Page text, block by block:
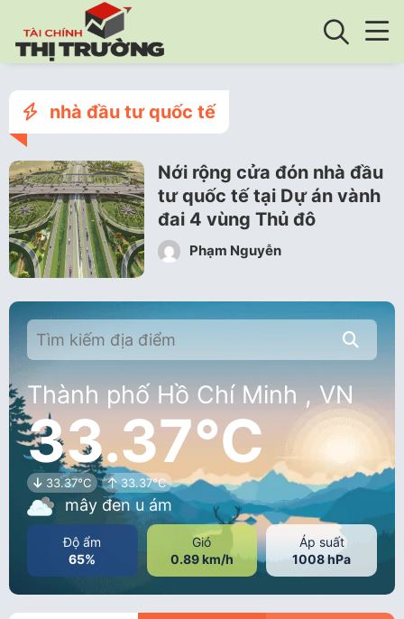
nhà đầu tư quốc tế
Nới rộng cửa đón nhà đầu
tư quốc tế tại Dự án vành
đai 4 vùng Thủ đô
Phạm Nguyễn
Thành phố Hồ Chí Minh , VN
33.37°C
33.37°C 33.37°C
mây đen u ám
Độ ẩm
65%
Gió
0.89 km/h
Áp suất
1008 hPa